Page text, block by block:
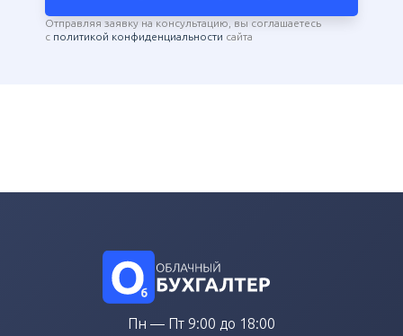
Отправляя заявку на консультацию, вы соглашаетесь
с политикой конфиденциальности сайта
Пн — Пт 9:00 до 18:00